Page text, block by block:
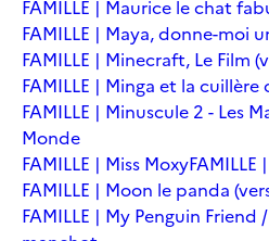
FAMILLE | Maurice le chat
FAMILLE | Maya, donne-moi
FAMILLE | Minecraft, Le Film
FAMILLE | Minga et la cuillère
FAMILLE | Minuscule 2 - Les
Monde
FAMILLE | Miss MoxyFAMILLE
FAMILLE | Moon le panda
FAMILLE | My Penguin